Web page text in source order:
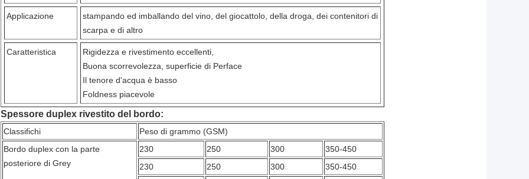
Applicazione
stampando ed imballando del vino, del giocattolo, della droga, dei contenitori di
scarpa e di altro
Caratteristica
Rigidezza e rivestimento eccellenti,
Buona scorrevolezza, superficie di Perface
Il tenore d'acqua è basso
Foldness piacevole
Spessore duplex rivestito del bordo:
Classifichi
Peso di grammo (GSM)
Bordo duplex con la parte
posteriore di Grey
230 250 300
350-450
230
250 300
350-450